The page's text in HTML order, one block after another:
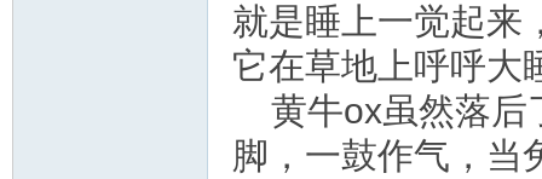
就是睡上一觉起来
它在草地上呼呼大
黄牛ox虽然落后
脚，一鼓作气，当